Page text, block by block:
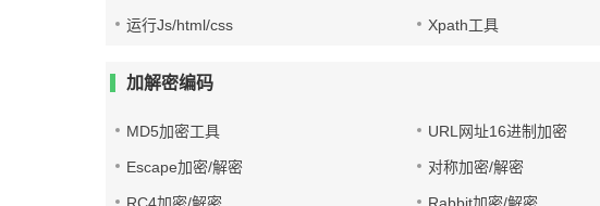
运行Js/html/css Xpath工具
加解密编码
MD5加密工具 URL网址16进制加密
Escape加密/解密 对称加密/解密